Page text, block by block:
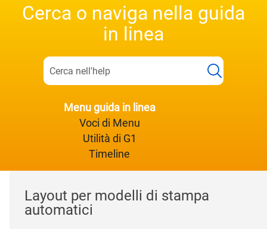
Cerca o naviga nella guida
in linea
Menu guida in linea
Voci di Menu
Utilità di G1
Timeline
Layout per modelli di stampa
automatici